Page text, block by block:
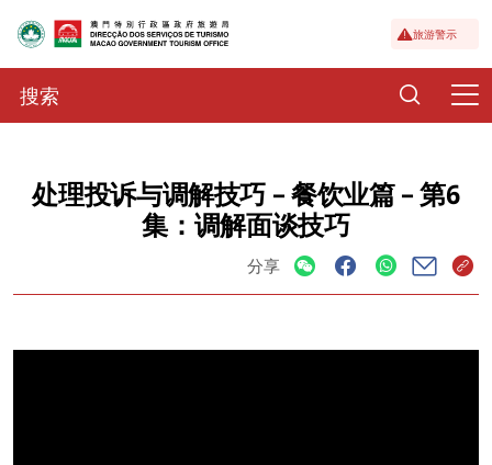
旅游警示
处理投诉与调解技巧 – 餐饮业篇 – 第6
集：调解面谈技巧
分享